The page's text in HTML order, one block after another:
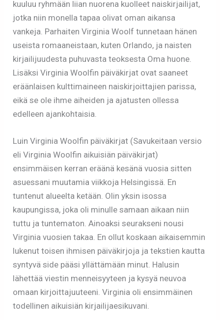
kuuluu ryhmään liian nuorena kuolleet naiskirjailijat,
jotka niin monella tapaa olivat oman aikansa
vankeja. Parhaiten Virginia Woolf tunnetaan hänen
useista romaaneistaan, kuten Orlando, ja naisten
kirjailijuudesta puhuvasta teoksesta Oma huone.
Lisäksi Virginia Woolfin päiväkirjat ovat saaneet
eräänlaisen kulttimaineen naiskirjoittajien parissa,
eikä se ole ihme aiheiden ja ajatusten ollessa
edelleen ajankohtaisia.
Luin Virginia Woolfin päiväkirjat (Savukeitaan versio
eli Virginia Woolfin aikuisiän päiväkirjat)
ensimmäisen kerran eräänä kesänä vuosia sitten
asuessani muutamia viikkoja Helsingissä. En
tuntenut alueelta ketään. Olin yksin isossa
kaupungissa, joka oli minulle samaan aikaan niin
tuttu ja tuntematon. Ainoaksi seurakseni nousi
Virginia vuosien takaa. En ollut koskaan aikaisemmin
lukenut toisen ihmisen päiväkirjoja ja tekstien kautta
syntyvä side pääsi yllättämään minut. Halusin
lähettää viestin menneisyyteen ja kysyä neuvoa
omaan kirjoittajuuteeni. Virginia oli ensimmäinen
todellinen aikuisiän kirjailijaesikuvani.